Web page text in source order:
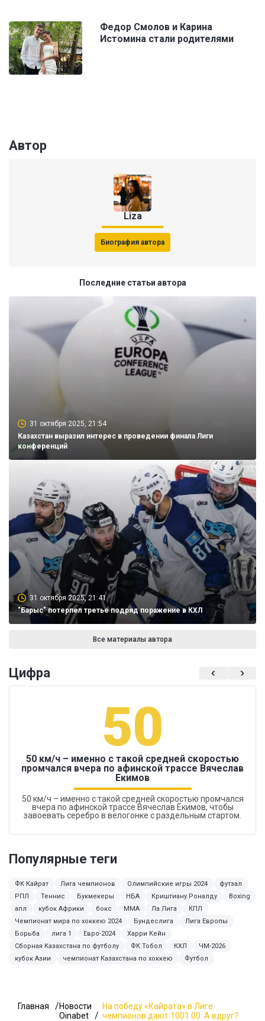
Федор Смолов и Карина
Истомина стали родителями
Автор
Liza
Биография автора
Последние статьи автора
31 октября 2025, 21:54
Казахстан выразил интерес в проведении финала Лиги
конференций
31 октября 2025, 21:41
"Барыс" потерпел третье подряд поражение в КХЛ
Все материалы автора
Цифра
50
50 км/ч – именно с такой средней скоростью
промчался вчера по афинской трассе Вячеслав
Екимов
50 км/ч – именно с такой средней скоростью промчался
вчера по афинской трассе Вячеслав Екимов, чтобы
завоевать серебро в велогонке с раздельным стартом.
Популярные теги
ФК Кайрат Лига чемпионов Олимпийские игры 2024
футзал
РПЛ
Теннис Букмекеры НБА Криштиану Роналду
Boxing
апл
кубок Африки бокс ММА Ла Лига
КПЛ
Чемпионат мира по хоккею 2024
Бундеслига
Лига Европы
Борьба
лига 1 Евро-2024
Харри Кейн
Сборная Казахстана по футболу
ФК Тобол КХЛ
ЧМ-2026
кубок Азии
чемпионат Казахстана по хоккею Футбол
Главная
Новости
Oinabet
На победу «Кайрата» в Лиге
чемпионов дают 1001.00. А вдруг?